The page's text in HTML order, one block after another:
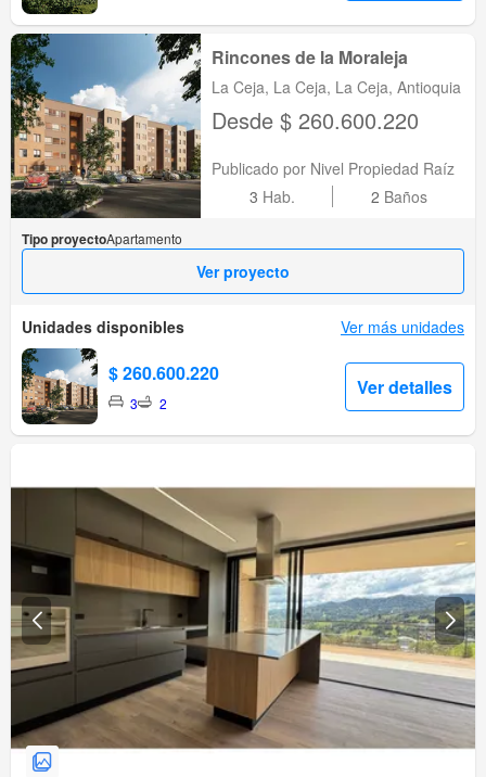
Rincones de la Moraleja
La Ceja, La Ceja, La Ceja, Antioquia
Desde $ 260.600.220
Publicado por Nivel Propiedad Raíz
3 Hab. 2 Baños
Tipo proyectoApartamento
Ver proyecto
Unidades disponibles Ver más unidades
$ 260.600.220
3 2
Ver detalles